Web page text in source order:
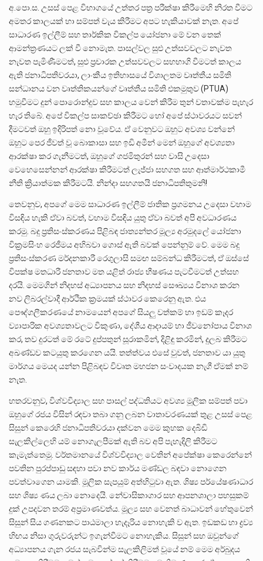
අ.පො.ස. උසස් පෙළ විභාගයේ උත්තර පත්‍ර පරීක්ෂා කිරීමෙහි නිරත වීමට
අමතර කාලයක් හා සම්පත් වැය කිරීමට අපට හැකියාවක් නැත. අපේ
සාධාරණ ඉල්ලීම් සහ තාර්කික විකල්ප යෝජනා මේ වන තෙක්
ආමන්ත්‍රණයට ලක් වී නොමැත. පාසල්වල සුළු උත්සවවලට නැවත
නැවත පැමිණීමටත්, සුළු ප්‍රචාරක උත්සවවලට සහභාගි වීමටත් කාලය
ඇති ජනාධිපතිවරයා, ලාංකීය ඉතිහාසයේ විශාලතම වෘත්තීය සමිති
සන්ධානය වන වෘත්තිකයන්ගේ වෘත්තීය සමිති එකමුතුව (PTUA)
හමුවීමට දුන් පොරොන්දුව සහ කාලය වෙන් කිරීම තුන් වතාවක්ම පැහැර
හැර තිබේ. අපේ විකල්ප සාකච්ඡා කිරීමට හෝ අපේ ස්ථාවරයට සවන්
දීමටවත් ඔහු ඉදිරිපත් නො වූවේය. ඒ වෙනුවට ඔහුට අවශ්‍ය වන්නේ
ඔහුට පෙර ජීවත් වූ බොකාසා සහ ඉඩි අමීන් මෙන් ඔහුගේ අවශ්‍යතා
ආරක්ෂා කර ගැනීමටත්, ඔහුගේ ගජමිතුරන් සහ වාසි උදෙසා
වෙහෙසෙන්නන් ආරක්ෂා කිරීමටත් ලැජ්ජා සහගත සහ ආත්මාර්ථකාමී
නීති ක්‍රියාත්මක කිරීමටයි. නින්දා සහගතයි ජනාධිපතිතුමනි!
තෙවනුව, අපගේ මෙම සාධාරණ ඉල්ලීම් ජාතික ප්‍රගමනය උදෙසා වහාම
විසඳිය හැකි ඒවා බවත්, වහාම විසඳිය යුතු ඒවා බවත් අපි අවධාරණය
කරමු. බදු ප්‍රතිසංස්කරණය පිළිබඳ ජාත්‍යන්තර මූල්‍ය අරමුදලේ යෝජනා
වික්‍රමසිංහ රෙජීමය අභිබවා ගොස් ඇති බවක් පෙන්නුම් වේ. මෙම බදු
ප්‍රතිසංස්කරණ මර්දනකාරී රෙගුලාසි සමඟ සම්බන්ධ කිරීමටත්, ඒ ඔස්සේ
විපක්ෂ මතධාරී ජනතාව මත යළිත් රාජ්‍ය භීෂණය පැටවීමටත් උත්සහ
දරයි. මෙමගින් නිදහස් අධ්‍යාපනය සහ නිදහස් සෞඛ්‍යය විනාශ කරන
නව ලිබරල්වාදී ආර්ථික ක්‍රමයක් ස්ථාවර කෙරෙනු ඇත. එය
පෞද්ගලීකරණයේ නාමයෙන් අපගේ සියලු වත්කම් හා ඉඩම් කෑදර
ව්‍යාපාරික අවශ්‍යතාවලට විකුණා, දේශීය ආදායම් හා ජීවනෝපාය විනාශ
කර, තව දුරටත් මේ රටේ දුප්පතුන් සූරාකමින්, දිළිඳු කරමින්, දුලබ කිරීමට
අඛණ්ඩව කටයුතු කරගෙන යයි. තත්ත්වය එසේ වුවත්, ජනතාව යා යුතු
මාර්ගය මෙයද යන්න පිළිබඳව විවෘත මහජන සංවාදයක නැගී ඒමක් නම්
නැත.
හතරවනුව, විශ්වවිද්‍යාල සහ පාසල් පද්ධතියට අවශ්‍ය මූලික සම්පත් පවා
ඔහුගේ රජය විසින් රඳවා තබා ගනු ලබන වාතාවරණයක් තුළ උසස් පෙළ
සිසුන් කෙරෙහි ජනාධිපතිවරයා දක්වන මෙම කුහක දෙබිඩි
සැලකිල්ලෙහි යම් නොගැලපීමක් ඇති බව අපි පැහැදිලි කිරීමට
කැමැත්තෙමු. වර්තමානයේ විශ්වවිද්‍යාල වෙතින් අපේක්ෂා කෙරෙන්නේ
පවතින පුරප්පාඩු සඳහා පවා නව කාර්ය මණ්ඩල බඳවා නොගෙන
පවත්වාගෙන යාමකි. මූලික සැපයුම් අත්හිටුවා ඇත. ශිෂ්‍ය පර්යේෂණාධාර
සහ ශිෂ්‍ය ණය ලබා නොදෙයි. නේවාසිකාගාර සහ ආපනශාලා පහසුකම්
දුක් උපදවන තරම් අප්‍රමාණවත්ය. මූල්‍ය සහ වෙනත් බාධාවන් හේතුවෙන්
සිසුන් සිය ගණනකට පාඨමාලා හැදෑරිය නොහැකි ව ඇත. ඉඩකඩ හා ද්‍රව්‍ය
හිඟය නිසා ගුරුවරුන්ට ඉගැන්වීමට නොහැකිය. සිසුන් සහ ඔවුන්ගේ
අධ්‍යාපනය ගැන රජය සැබවින්ම සැලකිලිමත් වූයේ නම් මෙම අර්බුදය